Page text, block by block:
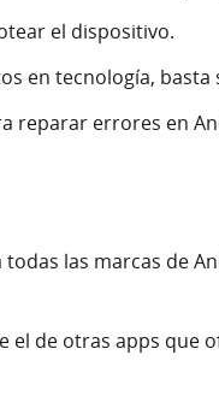
el dispositivo.
en tecnología,
reparar errores en
las marcas de
el de otras apps